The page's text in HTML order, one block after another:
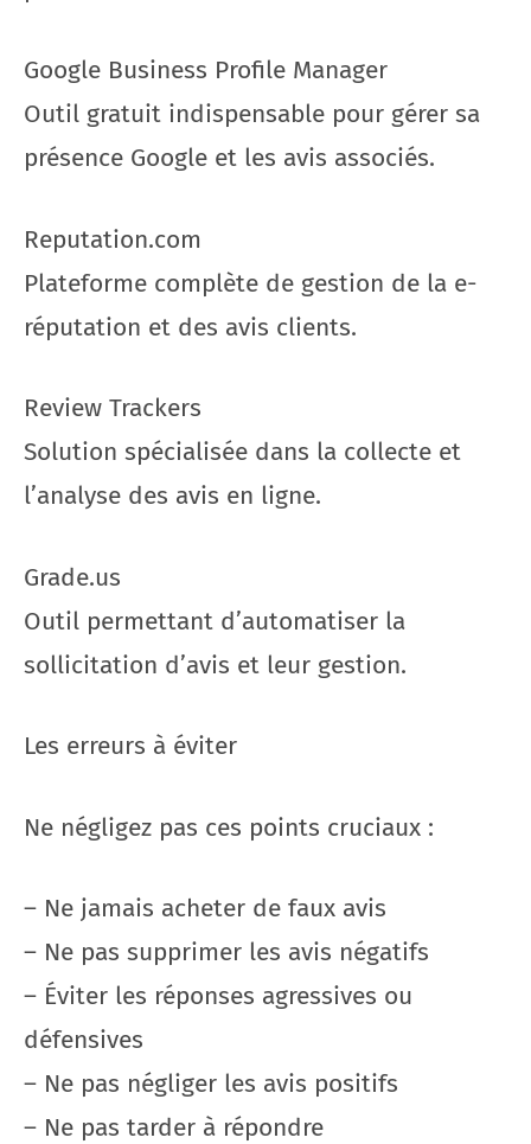
Google Business Profile Manager
Outil gratuit indispensable pour gérer sa
présence Google et les avis associés.
Reputation.com
Plateforme complète de gestion de la e-
réputation et des avis clients.
Review Trackers
Solution spécialisée dans la collecte et
l’analyse des avis en ligne.
Grade.us
Outil permettant d’automatiser la
sollicitation d’avis et leur gestion.
Les erreurs à éviter
Ne négligez pas ces points cruciaux :
– Ne jamais acheter de faux avis
– Ne pas supprimer les avis négatifs
– Éviter les réponses agressives ou
défensives
– Ne pas négliger les avis positifs
– Ne pas tarder à répondre